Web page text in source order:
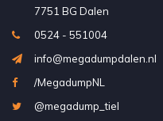
7751 BG Dalen
0524 - 551004
info@megadumpdalen.nl
/MegadumpNL
@megadump_tiel